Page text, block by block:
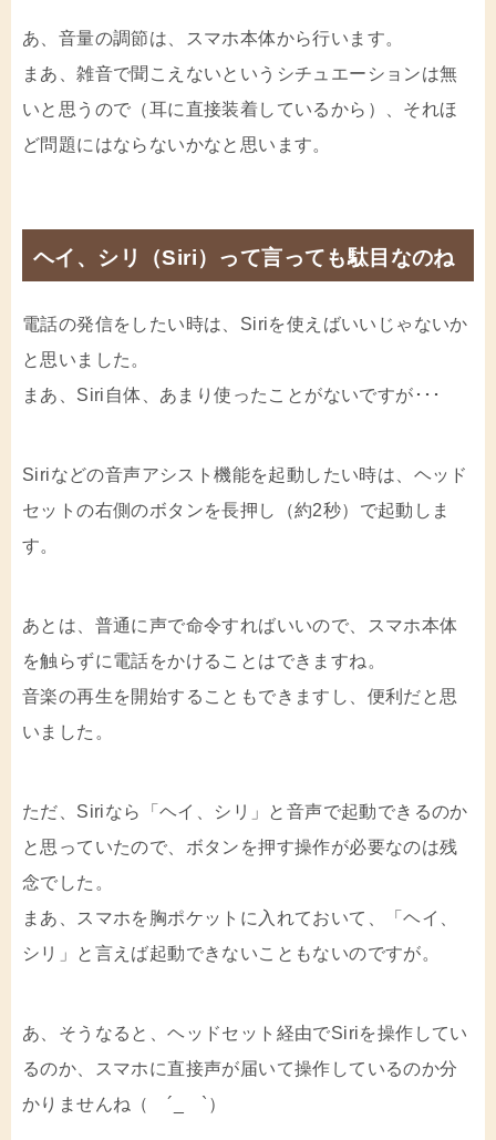
あ、音量の調節は、スマホ本体から行います。
まあ、雑音で聞こえないというシチュエーションは無
いと思うので（耳に直接装着しているから）、それほ
ど問題にはならないかなと思います。
ヘイ、シリ（Siri）って言っても駄目なのね
電話の発信をしたい時は、Siriを使えばいいじゃないか
と思いました。
まあ、Siri自体、あまり使ったことがないですが･･･
Siriなどの音声アシスト機能を起動したい時は、ヘッド
セットの右側のボタンを長押し（約2秒）で起動しま
す。
あとは、普通に声で命令すればいいので、スマホ本体
を触らずに電話をかけることはできますね。
音楽の再生を開始することもできますし、便利だと思
いました。
ただ、Siriなら「ヘイ、シリ」と音声で起動できるのか
と思っていたので、ボタンを押す操作が必要なのは残
念でした。
まあ、スマホを胸ポケットに入れておいて、「ヘイ、
シリ」と言えば起動できないこともないのですが。
あ、そうなると、ヘッドセット経由でSiriを操作してい
るのか、スマホに直接声が届いて操作しているのか分
かりませんね（ ´_ゝ`）